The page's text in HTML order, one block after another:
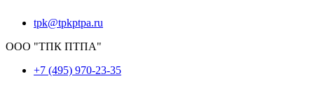
tpk@tpkptpa.ru
ООО "ТПК ПТПА"
+7 (495) 970-23-35